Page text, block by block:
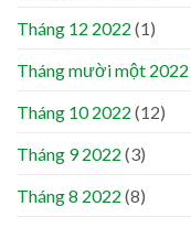
Tháng 12 2022 (1)
Tháng mười một 2022
Tháng 10 2022 (12)
Tháng 9 2022 (3)
Tháng 8 2022 (8)